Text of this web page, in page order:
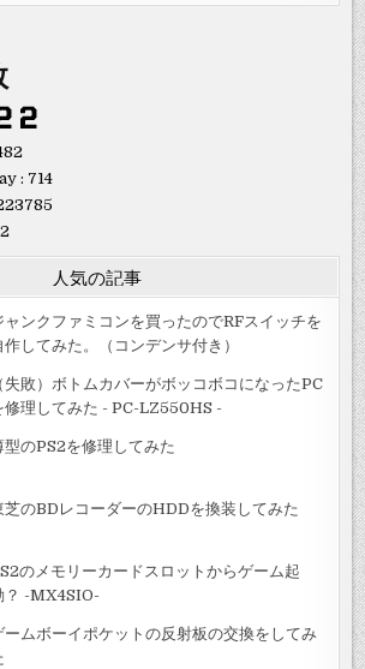
: 714
人気の記事
ャンクファミコンを買ったのでRFスイッチを
作してみた。（コンデンサ付き）
失敗）ボトムカバーがボッコボコになったPC
修理してみた - PC-LZ550HS -
型のPS2を修理してみた
芝のBDレコーダーのHDDを換装してみた
のメモリーカードスロットからゲーム起
？ -MX4SIO-
ームボーイポケットの反射板の交換をしてみ